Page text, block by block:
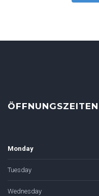
ÖFFNUNGSZEITEN
Monday
Tuesday
Wednesday